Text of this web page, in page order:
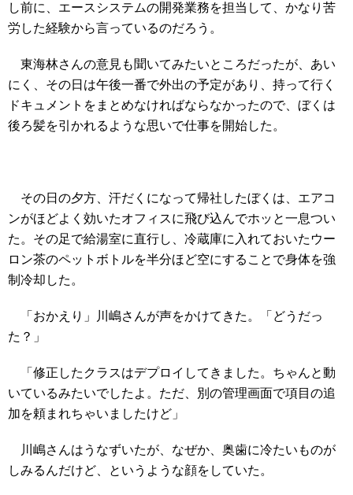
し前に、エースシステムの開発業務を担当して、かなり苦
労した経験から言っているのだろう。
東海林さんの意見も聞いてみたいところだったが、あい
にく、その日は午後一番で外出の予定があり、持って行く
ドキュメントをまとめなければならなかったので、ぼくは
後ろ髪を引かれるような思いで仕事を開始した。
その日の夕方、汗だくになって帰社したぼくは、エアコ
ンがほどよく効いたオフィスに飛び込んでホッと一息つい
た。その足で給湯室に直行し、冷蔵庫に入れておいたウー
ロン茶のペットボトルを半分ほど空にすることで身体を強
制冷却した。
「おかえり」川嶋さんが声をかけてきた。「どうだっ
た？」
「修正したクラスはデプロイしてきました。ちゃんと動
いているみたいでしたよ。ただ、別の管理画面で項目の追
加を頼まれちゃいましたけど」
川嶋さんはうなずいたが、なぜか、奥歯に冷たいものが
しみるんだけど、というような顔をしていた。